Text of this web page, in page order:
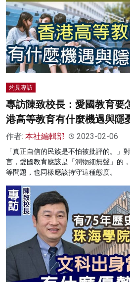
灼見專訪
專訪陳致校長：愛國教育要
港高等教育有什麼機遇與隱
作者: 本社編輯部 2023-02-06
「真正自信的民族是不怕被批評的。」
言，愛國教育應該是「潤物細無聲」的
等問題，也同樣應該持守這種態度。